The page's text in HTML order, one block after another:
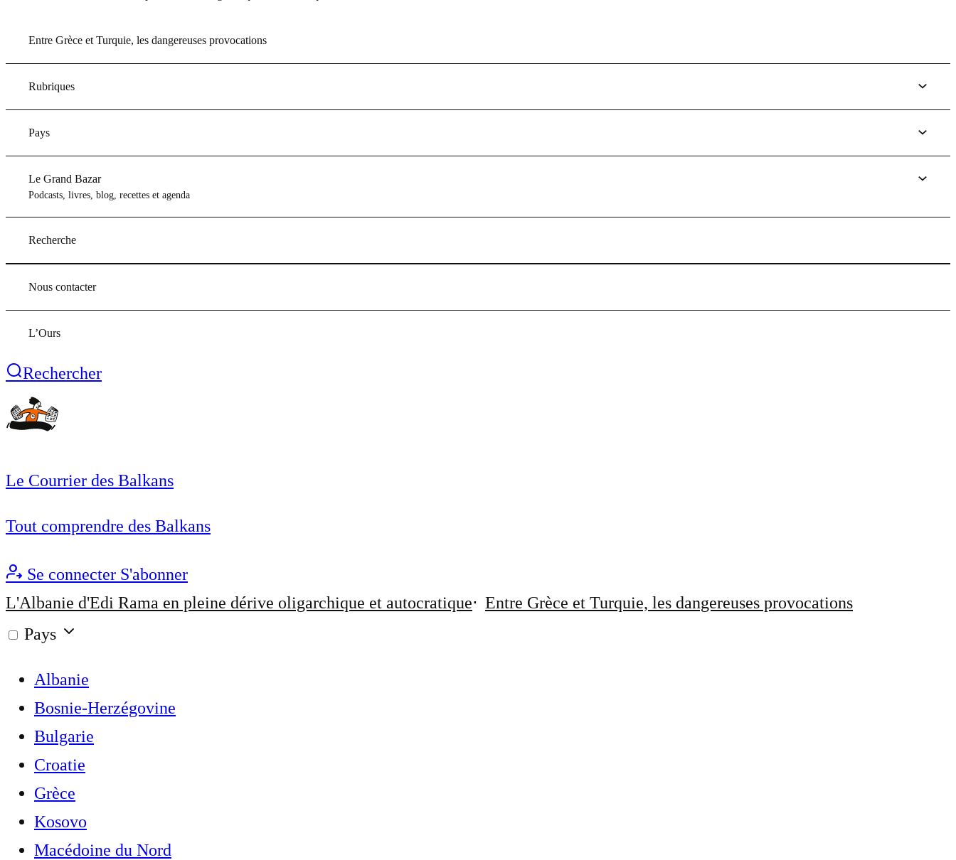
Entre Grèce et Turquie, les dangereuses provocations
Rubriques
Pays
Le Grand Bazar
Podcasts, livres, blog, recettes et agenda
Recherche
Nous contacter
L’Ours
Rechercher
Le Courrier des Balkans
Tout comprendre des Balkans
Se connecter S'abonner
L'Albanie d'Edi Rama en pleine dérive oligarchique et autocratique
Entre Grèce et Turquie, les dangereuses provocations
Pays
Albanie
Bosnie-Herzégovine
Bulgarie
Croatie
Grèce
Kosovo
Macédoine du Nord